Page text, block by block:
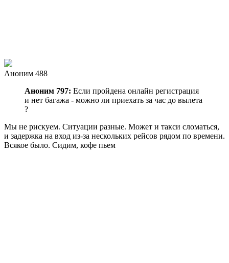
Аноним 488
Аноним 797: Если пройдена онлайн регистрация
и нет багажа - можно ли приехать за час до вылета
?
Мы не рискуем. Ситуации разные. Может и такси сломаться,
и задержка на вход из-за нескольких рейсов рядом по времени.
Всякое было. Сидим, кофе пьем